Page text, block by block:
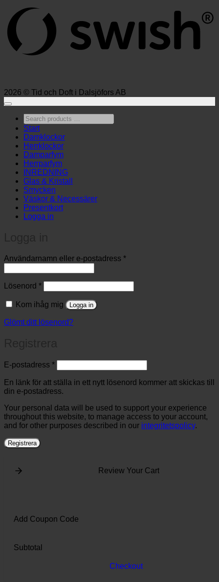
2026 © Tid och Doft i Dalsjöfors AB
Search
products
…
Start
Damklockor
Herrklockor
Damparfym
Herrparfym
INREDNING
Glas & Kristall
Smycken
Väskor & Necessärer
Presentkort
Logga in
Användarnamn eller e-postadress *Obligatoriskt
Lösenord *Obligatoriskt
Kom ihåg mig Logga in
Glömt ditt lösenord?
E-postadress *Obligatoriskt
En länk för att ställa in ett nytt lösenord kommer att skickas till
din e-postadress.
Your personal data will be used to support your experience
throughout this website, to manage access to your account,
and for other purposes described in our integritetspolicy.
Registrera
Review Your Cart
Add Coupon Code
Subtotal
Checkout